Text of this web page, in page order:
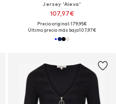
Jersey 'Aleva'
107,97€
Precio original: 179,95€
Último precio más bajo:107,97€